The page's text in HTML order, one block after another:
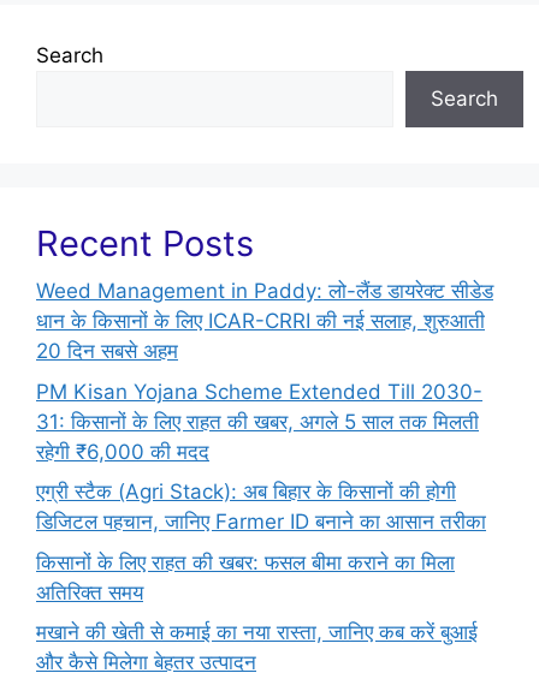
Search
Search
Recent Posts
Weed Management in Paddy: लो-लैंड डायरेक्ट सीडेड
धान के किसानों के लिए ICAR-CRRI की नई सलाह, शुरुआती
20 दिन सबसे अहम
PM Kisan Yojana Scheme Extended Till 2030-
31: किसानों के लिए राहत की खबर, अगले 5 साल तक मिलती
रहेगी ₹6,000 की मदद
एग्री स्टैक (Agri Stack): अब बिहार के किसानों की होगी
डिजिटल पहचान, जानिए Farmer ID बनाने का आसान तरीका
किसानों के लिए राहत की खबर: फसल बीमा कराने का मिला
अतिरिक्त समय
मखाने की खेती से कमाई का नया रास्ता, जानिए कब करें बुआई
और कैसे मिलेगा बेहतर उत्पादन